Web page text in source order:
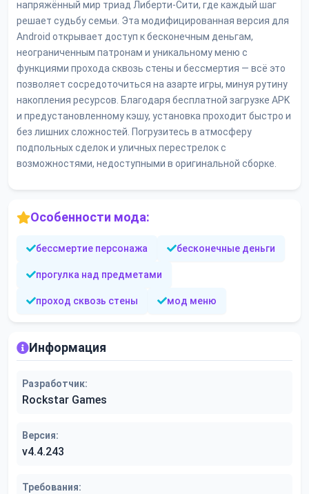
напряжённый мир триад Либерти-Сити, где каждый шаг
решает судьбу семьи. Эта модифицированная версия для
Android открывает доступ к бесконечным деньгам,
неограниченным патронам и уникальному меню с
функциями прохода сквозь стены и бессмертия — всё это
позволяет сосредоточиться на азарте игры, минуя рутину
накопления ресурсов. Благодаря бесплатной загрузке APK
и предустановленному кэшу, установка проходит быстро и
без лишних сложностей. Погрузитесь в атмосферу
подпольных сделок и уличных перестрелок с
возможностями, недоступными в оригинальной сборке.
Особенности мода:
бессмертие персонажа бесконечные деньги
прогулка над предметами
проход сквозь стены мод меню
Информация
Разработчик:
Rockstar Games
Версия:
v4.4.243
Требования: